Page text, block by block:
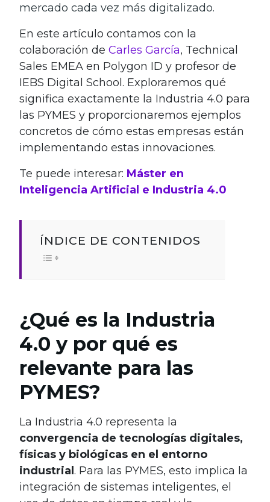
mercado cada vez más digitalizado.
En este artículo contamos con la
colaboración de Carles García, Technical
Sales EMEA en Polygon ID y profesor de
IEBS Digital School. Exploraremos qué
significa exactamente la Industria 4.0 para
las PYMES y proporcionaremos ejemplos
concretos de cómo estas empresas están
implementando estas innovaciones.
Te puede interesar: Máster en
Inteligencia Artificial e Industria 4.0
ÍNDICE DE CONTENIDOS
¿Qué es la Industria
4.0 y por qué es
relevante para las
PYMES?
La Industria 4.0 representa la
convergencia de tecnologías digitales,
físicas y biológicas en el entorno
industrial . Para las PYMES, esto implica la
integración de sistemas inteligentes, el